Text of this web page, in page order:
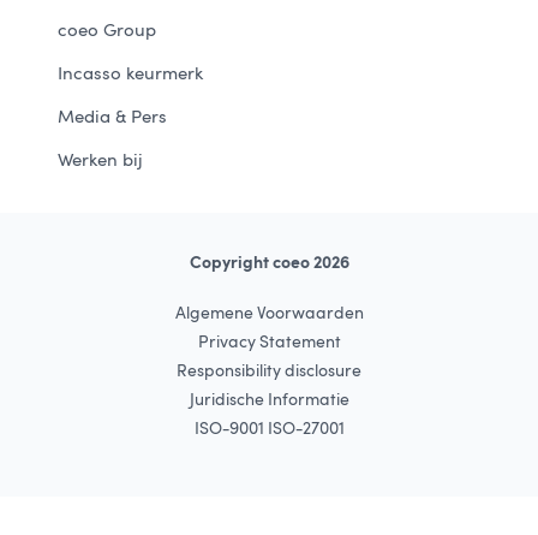
coeo Group
Incasso keurmerk
Media & Pers
Werken bij
Copyright coeo 2026
Algemene Voorwaarden
Privacy Statement
Responsibility disclosure
Juridische Informatie
ISO-9001 ISO-27001